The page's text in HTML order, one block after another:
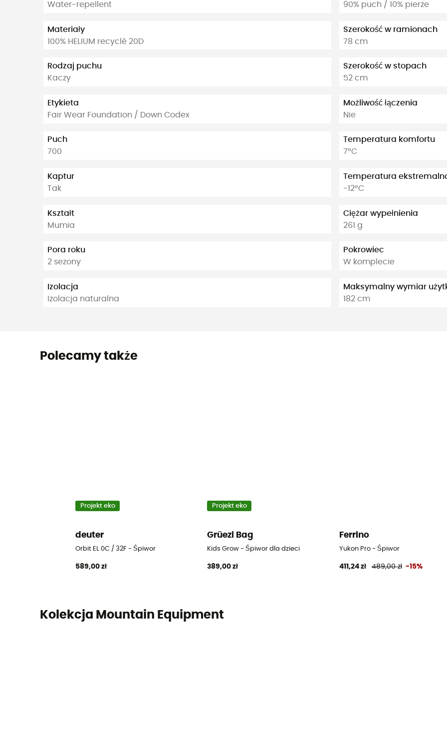
Water-repellent
Materiały
100% HELIUM recyclé 20D
Rodzaj puchu
Kaczy
Etykieta
Fair Wear Foundation / Down Codex
Puch
700
Kaptur
Tak
Kształt
Mumia
Pora roku
2 sezony
Izolacja
Izolacja naturalna
90% puch / 10% pierze
Szerokość w ramionach
78 cm
Szerokość w stopach
52 cm
Możliwość łączenia
Nie
Temperatura komfortu
7°C
Temperatura
-12°C
Ciężar wypełnienia
261 g
Pokrowiec
W komplecie
Maksymalny wymiar
182 cm
Polecamy także
Projekt eko
deuter
Orbit EL 0C / 32F - Śpiwor
589,00 zł
Projekt eko
Grüezi Bag
Kids Grow - Śpiwor dla dzieci
389,00 zł
Ferrino
Yukon Pro - Śpiwor
411,24 zł 489,00 zł -15%
Kolekcja Mountain Equipment